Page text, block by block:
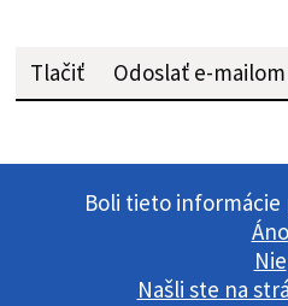
Tlačiť Odoslať e-mailom
Boli tieto informácie
Áno
Nie
Našli ste na